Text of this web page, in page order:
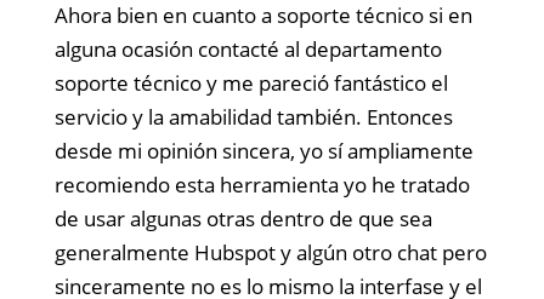
Ahora bien en cuanto a soporte técnico si en
alguna ocasión contacté al departamento
soporte técnico y me pareció fantástico el
servicio y la amabilidad también. Entonces
desde mi opinión sincera, yo sí ampliamente
recomiendo esta herramienta yo he tratado
de usar algunas otras dentro de que sea
generalmente Hubspot y algún otro chat pero
sinceramente no es lo mismo la interfase y el